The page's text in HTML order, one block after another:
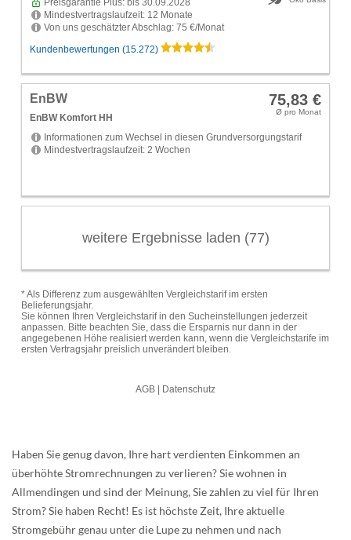
Haben Sie genug davon, Ihre hart verdienten Einkommen an
überhöhte Stromrechnungen zu verlieren? Sie wohnen in
Allmendingen und sind der Meinung, Sie zahlen zu viel für Ihren
Strom? Sie haben Recht! Es ist höchste Zeit, Ihre aktuelle
Stromgebühr genau unter die Lupe zu nehmen und nach